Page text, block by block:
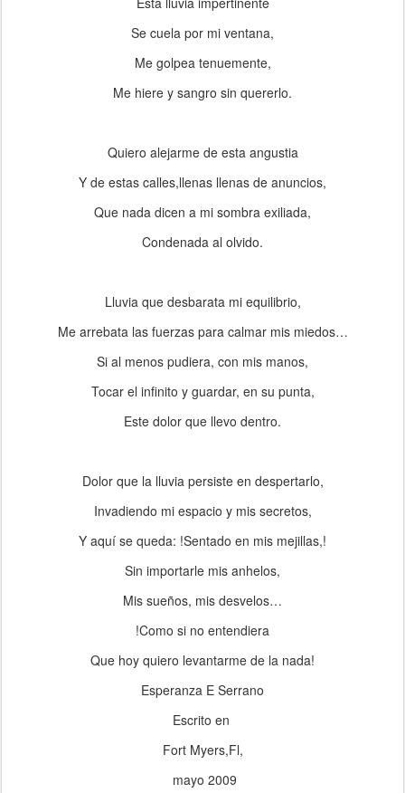
Se cuela por mi ventana,
Me golpea tenuemente,
Me hiere y sangro sin quererlo.
Quiero alejarme de esta angustia
Y de estas calles,llenas llenas de anuncios,
Que nada dicen a mi sombra exiliada,
Condenada al olvido.
Lluvia que desbarata mi equilibrio,
Me arrebata las fuerzas para calmar mis miedos…
Si al menos pudiera, con mis manos,
Tocar el infinito y guardar, en su punta,
Este dolor que llevo dentro.
Dolor que la lluvia persiste en despertarlo,
Invadiendo mi espacio y mis secretos,
Y aquí se queda: !Sentado en mis mejillas,!
Sin importarle mis anhelos,
Mis sueños, mis desvelos…
!Como si no entendiera
Que hoy quiero levantarme de la nada!
Esperanza E Serrano
Escrito en
Fort Myers,Fl,
mayo 2009